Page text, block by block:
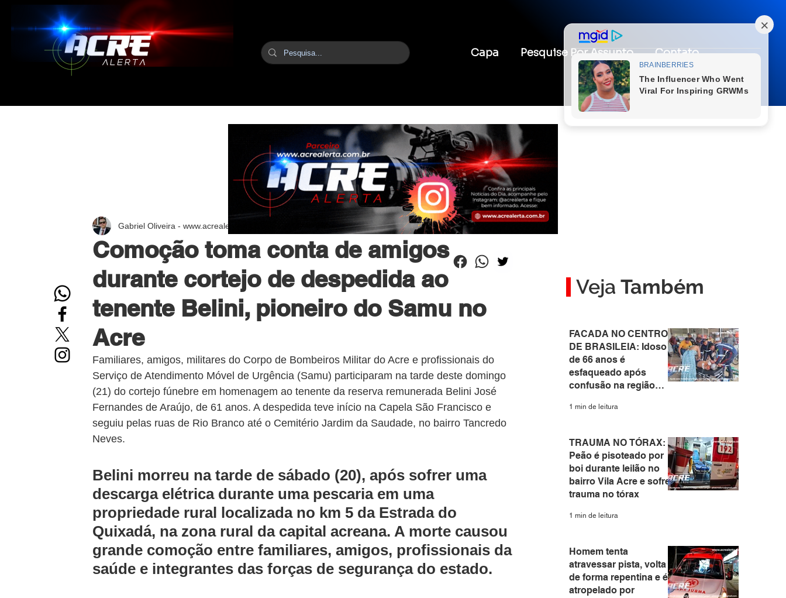
Capa Pesquise Por Assunto Contato
Comoção toma conta de amigos
durante cortejo de despedida ao
tenente Belini, pioneiro do Samu no
Acre
Gabriel Oliveira - www.acrealerta.com.br 22 de jun. 2 min de leitura
Familiares, amigos, militares do Corpo de Bombeiros Militar do Acre e profissionais do
Serviço de Atendimento Móvel de Urgência (Samu) participaram na tarde deste domingo
(21) do cortejo fúnebre em homenagem ao tenente da reserva remunerada Belini José
Fernandes de Araújo, de 61 anos. A despedida teve início na Capela São Francisco e
seguiu pelas ruas de Rio Branco até o Cemitério Jardim da Saudade, no bairro Tancredo
Neves.
Belini morreu na tarde de sábado (20), após sofrer uma
descarga elétrica durante uma pescaria em uma
propriedade rural localizada no km 5 da Estrada do
Quixadá, na zona rural da capital acreana. A morte causou
grande comoção entre familiares, amigos, profissionais da
saúde e integrantes das forças de segurança do estado.
FACADA NO CENTRO
DE BRASILEIA: Idoso
de 66 anos é
esfaqueado após
confusão na região
Acre
1 min de leitura
TRAUMA NO TÓRAX:
Peão é pisoteado por
boi durante leilão no
bairro Vila Acre e sofre
trauma no tórax
1 min de leitura
Homem tenta
atravessar pista, volta
de forma repentina e é
atropelado por
Veja Também